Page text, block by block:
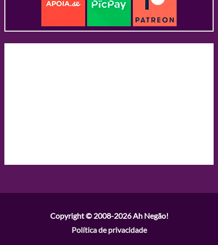
Copyright © 2008-2026Ah Negão!
Política de privacidade